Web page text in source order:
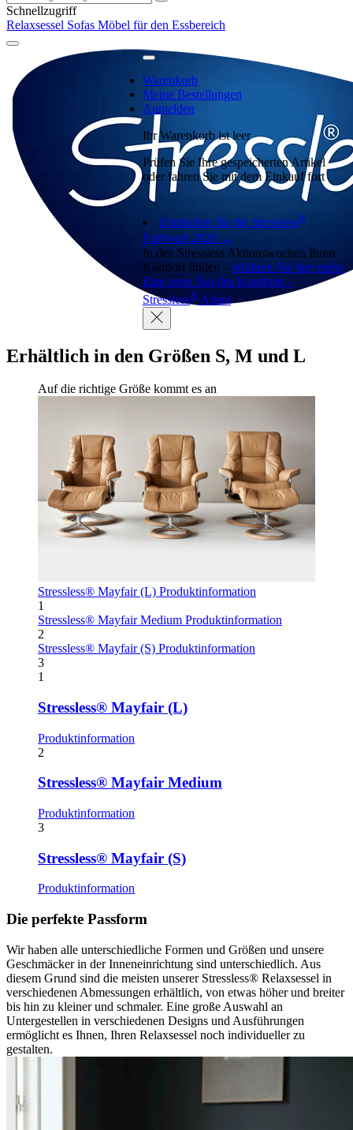
Schnellzugriff
Relaxsessel Sofas Möbel für den Essbereich
Warenkorb
Meine Bestellungen
Anmelden
Ihr Warenkorb ist leer
Prüfen Sie Ihre gespeicherten Artikel
oder fahren Sie mit dem Einkauf fort
Entdecken Sie die Stressless®
Farbwelt 2026 →
In den Stressless Aktionswochen Ihren
Komfort finden – erfahren Sie hier mehr.
Eine neue Ära des Komforts –
Stressless®Adam
Erhältlich in den Größen S, M und L
Auf die richtige Größe kommt es an
Stressless® Mayfair (L) Produktinformation
1
Stressless® Mayfair Medium Produktinformation
2
Stressless® Mayfair (S) Produktinformation
3
1
Stressless® Mayfair (L)
Produktinformation
2
Stressless® Mayfair Medium
Produktinformation
3
Stressless® Mayfair (S)
Produktinformation
Die perfekte Passform
Wir haben alle unterschiedliche Formen und Größen und unsere
Geschmäcker in der Inneneinrichtung sind unterschiedlich. Aus
diesem Grund sind die meisten unserer Stressless® Relaxsessel in
verschiedenen Abmessungen erhältlich, von etwas höher und breiter
bis hin zu kleiner und schmaler. Eine große Auswahl an
Untergestellen in verschiedenen Designs und Ausführungen
ermöglicht es Ihnen, Ihren Relaxsessel noch individueller zu
gestalten.